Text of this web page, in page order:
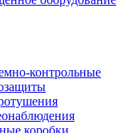
контрольные
коробки